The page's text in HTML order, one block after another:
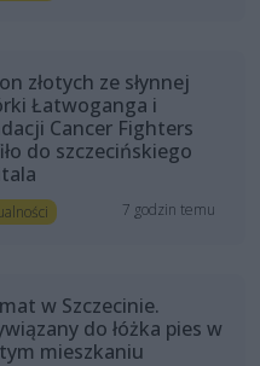
złotych ze słynnej
Łatwoganga i
Cancer Fighters
do szczecińskiego
7 godzin temu
w Szczecinie.
do łóżka pies w
mieszkaniu